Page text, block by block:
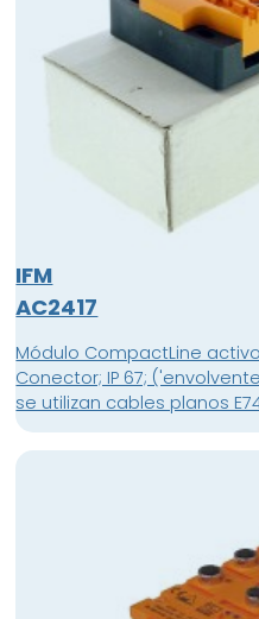
IFM
AC2417
Módulo CompactLine
Conector; IP 67;
se utilizan cables planos